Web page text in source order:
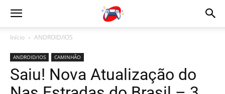
Início ANDROID/IOS
ANDROID/IOS CAMINHÃO
Saiu! Nova Atualização do